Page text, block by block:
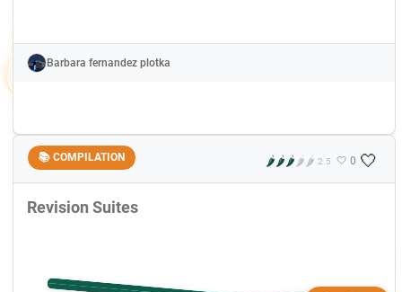
Barbara fernandez plotka
📚 COMPILATION 🌶️🌶️🌶️ 🌶️ 🌶️ 2.5 🤍 0 🤍
Revision Suites